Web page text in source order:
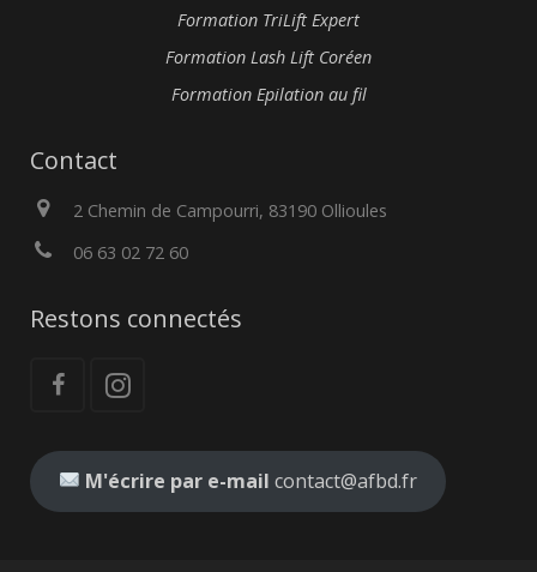
Formation TriLift Expert
Formation Lash Lift Coréen
Formation Epilation au fil
Contact
2 Chemin de Campourri, 83190 Ollioules
06 63 02 72 60
Restons connectés
M'écrire par e-mail contact@afbd.fr